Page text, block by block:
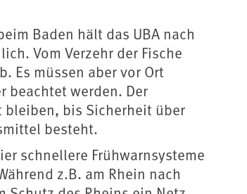
Baden hält das UBA nach
Vom Verzehr der Fische
Es müssen aber vor Ort
beachtet werden. Der
bleiben, bis Sicherheit über
besteht.
schnellere Frühwarnsysteme
z.B. am Rhein nach